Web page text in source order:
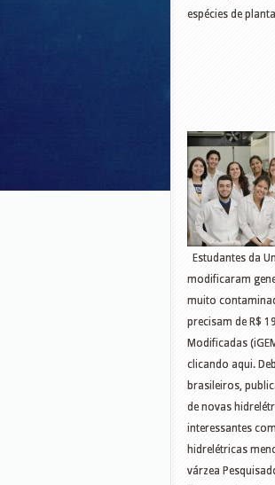
espécies de
Estudantes da
modificaram
muito
precisam de R$
Modificadas
clicando aqui.
brasileiros,
de novas
interessantes
hidrelétricas
várzea